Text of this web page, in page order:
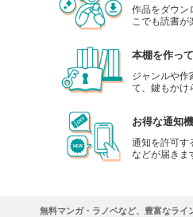
作品をダウン
こでも読書が
本棚を作っ
ジャンルや作
て、鍵もかけ
お得な通知
通知を許可す
などが届きま
無料マンガ・ラノベなど、豊富なライ